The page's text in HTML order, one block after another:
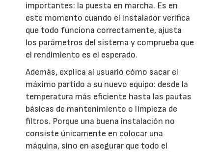
importantes: la puesta en marcha. Es en
este momento cuando el instalador verifica
que todo funciona correctamente, ajusta
los parámetros del sistema y comprueba que
el rendimiento es el esperado.
Además, explica al usuario cómo sacar el
máximo partido a su nuevo equipo: desde la
temperatura más eficiente hasta las pautas
básicas de mantenimiento o limpieza de
filtros. Porque una buena instalación no
consiste únicamente en colocar una
máquina, sino en asegurar que todo el